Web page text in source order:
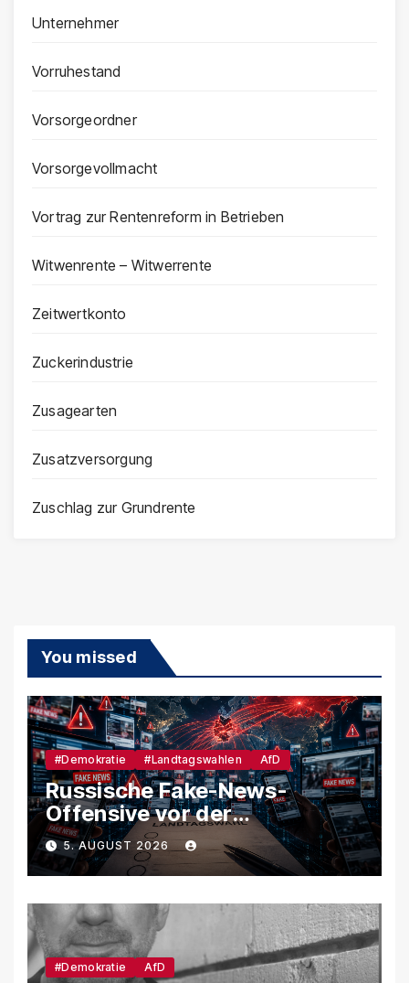
Unternehmer
Vorruhestand
Vorsorgeordner
Vorsorgevollmacht
Vortrag zur Rentenreform in Betrieben
Witwenrente – Witwerrente
Zeitwertkonto
Zuckerindustrie
Zusagearten
Zusatzversorgung
Zuschlag zur Grundrente
You missed
#Demokratie #Landtagswahlen AfD
Russische Fake-News-
Offensive vor der
Landtagswahl – So soll
unsere Demokratie
manipuliert werden
5. AUGUST 2026
#Demokratie AfD